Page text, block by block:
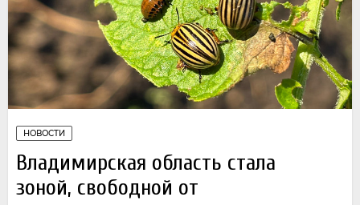
НОВОСТИ
Владимирская область стала
зоной, свободной от